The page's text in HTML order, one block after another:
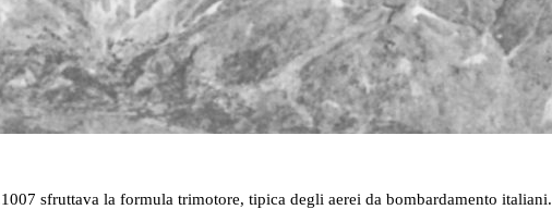
sfruttava la formula trimotore, tipica degli aerei da bombardamento italiani.